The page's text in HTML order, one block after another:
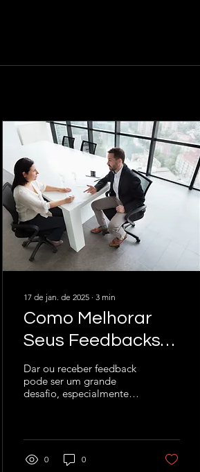
17 de jan. de 2025 ∙ 3 min
Como Melhorar
Seus Feedbacks
em Relações
Profissionais e
Dar ou receber feedback
pode ser um grande
desafio, especialmente
Muitas...
0 0